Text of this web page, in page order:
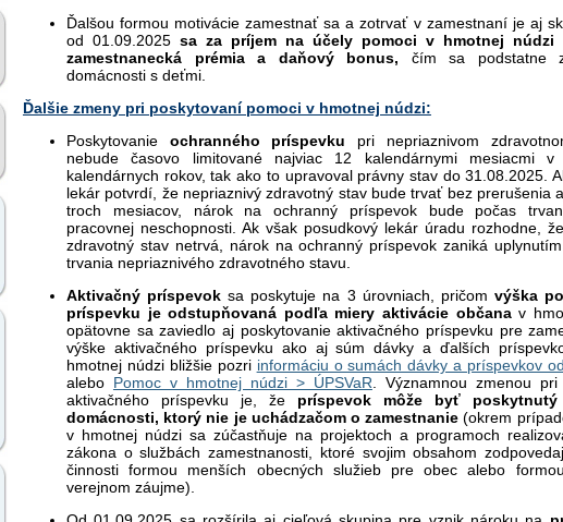
Ďalšou formou motivácie zamestnať sa a zotrvať v zamestnaní je aj
od 01.09.2025 sa za príjem na účely pomoci v hmotnej núdzi
zamestnanecká prémia a daňový bonus, čím sa podstatne
domácnosti s deťmi.
Ďalšie zmeny pri poskytovaní pomoci v hmotnej núdzi:
Poskytovanie ochranného príspevku pri nepriaznivom
nebude časovo limitované najviac 12 kalendárnymi mesiacmi
kalendárnych rokov, tak ako to upravoval právny stav do 31.08.2025.
lekár potvrdí, že nepriaznivý zdravotný stav bude trvať bez prerušenia
troch mesiacov, nárok na ochranný príspevok bude počas
pracovnej neschopnosti. Ak však posudkový lekár úradu rozhodne,
zdravotný stav netrvá, nárok na ochranný príspevok zaniká
trvania nepriaznivého zdravotného stavu.
Aktivačný príspevoksa poskytuje na 3 úrovniach, pričom výška
príspevku je odstupňovaná podľa miery aktivácie občanav
opätovne sa zaviedlo aj poskytovanie aktivačného príspevku pre
výške aktivačného príspevku ako aj súm dávky a ďalších
hmotnej núdzi bližšie pozri informáciu o sumách dávky a príspevkov
alebo Pomoc v hmotnej núdzi > ÚPSVaR . Významnou zmenou
aktivačného príspevku je, žepríspevok môže byť
domácnosti, ktorý nie je uchádzačom o zamestnanie (okrem
v hmotnej núdzi sa zúčastňuje na projektoch a programoch
zákona o službách zamestnanosti, ktoré svojim obsahom
činnosti formou menších obecných služieb pre obec alebo
verejnom záujme).